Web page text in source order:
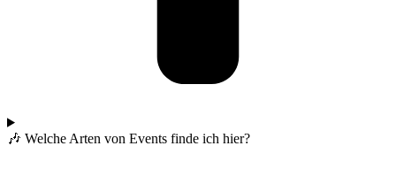
🎶 Welche Arten von Events finde ich hier?